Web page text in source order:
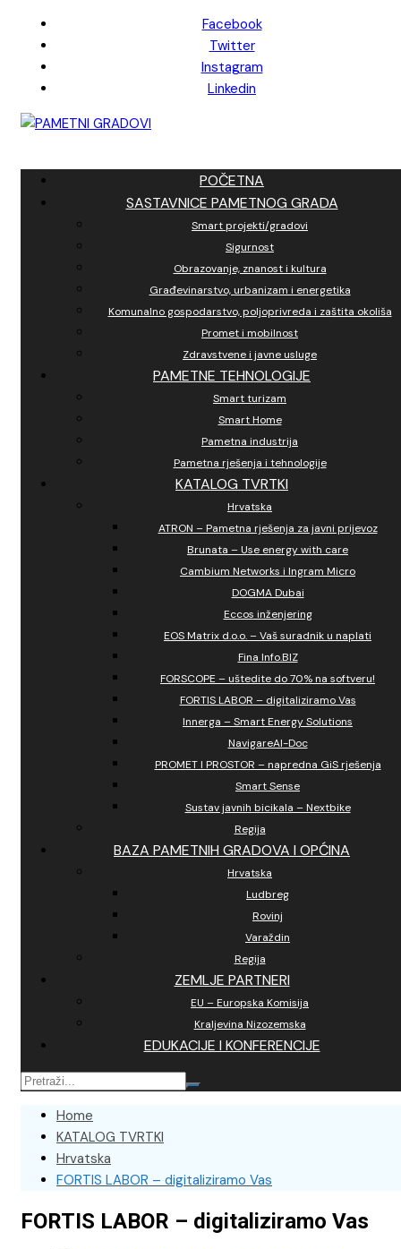
content
Facebook
Twitter
Instagram
Linkedin
POČETNA
SASTAVNICE PAMETNOG GRADA
Smart projekti/gradovi
Sigurnost
Obrazovanje, znanost i kultura
Građevinarstvo, urbanizam i energetika
Komunalno gospodarstvo, poljoprivreda i zaštita okoliša
Promet i mobilnost
Zdravstvene i javne usluge
PAMETNE TEHNOLOGIJE
Smart turizam
Smart Home
Pametna industrija
Pametna rješenja i tehnologije
KATALOG TVRTKI
Hrvatska
ATRON – Pametna rješenja za javni prijevoz
Brunata – Use energy with care
Cambium Networks i Ingram Micro
DOGMA Dubai
Eccos inženjering
EOS Matrix d.o.o. – Vaš suradnik u naplati
Fina Info.BIZ
FORSCOPE – uštedite do 70% na softveru!
FORTIS LABOR – digitaliziramo Vas
Innerga – Smart Energy Solutions
NavigareAI-Doc
PROMET I PROSTOR – napredna GiS rješenja
Smart Sense
Sustav javnih bicikala – Nextbike
Regija
BAZA PAMETNIH GRADOVA I OPĆINA
Hrvatska
Ludbreg
Rovinj
Varaždin
Regija
ZEMLJE PARTNERI
EU – Europska Komisija
Kraljevina Nizozemska
EDUKACIJE I KONFERENCIJE
Home
KATALOG TVRTKI
Hrvatska
FORTIS LABOR – digitaliziramo Vas
FORTIS LABOR – digitaliziramo Vas